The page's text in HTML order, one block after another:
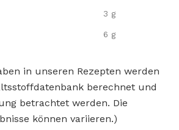
3 g
6 g
in unseren Rezepten werden
berechnet und
betrachtet werden. Die
können variieren.)